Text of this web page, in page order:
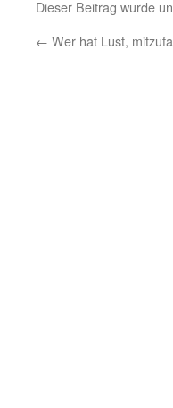
Dieser Beitrag wurde
← Wer hat Lust,